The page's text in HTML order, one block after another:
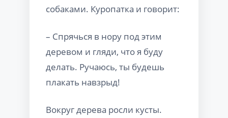
собаками. Куропатка и говорит:
– Спрячься в нору под этим
деревом и гляди, что я буду
делать. Ручаюсь, ты будешь
плакать навзрыд!
Вокруг дерева росли кусты.